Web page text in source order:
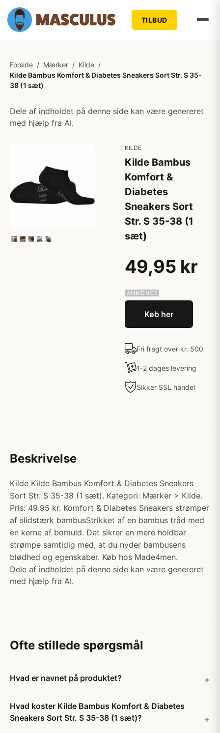
TILBUD
Forside / Mærker / Kilde /
Kilde Bambus Komfort & Diabetes Sneakers Sort Str. S 35-
38 (1 sæt)
Dele af indholdet på denne side kan være genereret
med hjælp fra AI.
KILDE
Kilde Bambus
Komfort &
Diabetes
Sneakers Sort
Str. S 35-38 (1
sæt)
49,95 kr
Køb her
Fri fragt over kr. 500
1-2 dages levering
Sikker SSL handel
Beskrivelse
Kilde Kilde Bambus Komfort & Diabetes Sneakers
Sort Str. S 35-38 (1 sæt). Kategori: Mærker > Kilde.
Pris: 49.95 kr. Komfort & Diabetes Sneakers strømper
af slidstærk bambusStrikket af en bambus tråd med
en kerne af bomuld. Det sikrer en mere holdbar
strømpe samtidig med, at du nyder bambusens
blødhed og egenskaber. Køb hos Made4men.
Dele af indholdet på denne side kan være genereret
med hjælp fra AI.
Ofte stillede spørgsmål
Hvad er navnet på produktet?
Hvad koster Kilde Bambus Komfort & Diabetes
Sneakers Sort Str. S 35-38 (1 sæt)?